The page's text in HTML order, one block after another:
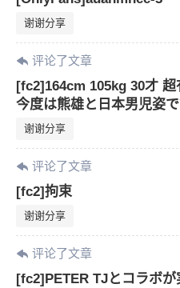
谢谢分享
评论了文章
[fc2]164cm 105kg 30才
今度は熊雄と日本男児姿
谢谢分享
评论了文章
[fc2]拘束
谢谢分享
评论了文章
[fc2]PETER TJとコラボ